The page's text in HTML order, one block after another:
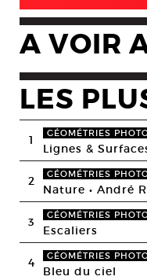
A VOIR
LES
1 GÉOMÉTRIES
Lignes &
2 GÉOMÉTRIES
Nature • André
3 GÉOMÉTRIES
Escaliers
4 GÉOMÉTRIES
Bleu du ciel